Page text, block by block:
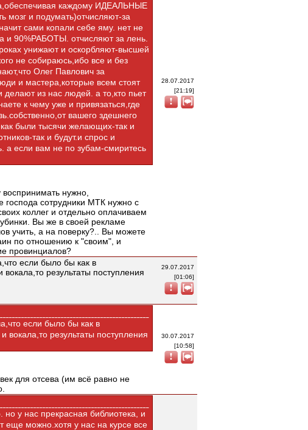
каждому ИДЕАЛЬНЫЕ
и подумать)отчисляют-за
сами копали себе яму. нет не
и 90%РАБОТЫ. отчисляют за лень.
унижают и оскорбляют-высшей
не собираюсь,ибо все и без
Олег Павлович за
и мастера,которые всем стоят
делают из нас людей. а то,кто пьет
к чему уже и привязаться,где
вашего здешнего
были тысячи желающих-так и
так и будут.и спрос и
а если вам не по зубам-смиритесь
нужно,
господа сотрудники МТК нужно с
коллег и отдельно оплачиваем
Вы же в своей рекламе
учить, а на поверку?.. Вы можете
по отношению к "своим", и
провинциалов?
28.07.2017
[21:19]
если было бы как в
результаты поступления
29.07.2017
[01:06]
если было бы как в
вокала,то результаты поступления
для отсева (им всё равно не
30.07.2017
[10:58]
но у нас прекрасная библиотека, и
еще можно.хотя у нас на курсе все